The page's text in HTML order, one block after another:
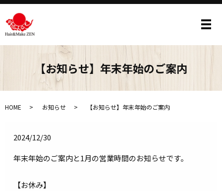
メ
【お知らせ】年末年始のご案内
HOME お知らせ 【お知らせ】年末年始のご案内
2024/12/30
年末年始のご案内と1月の営業時間のお知らせです。
【お休み】